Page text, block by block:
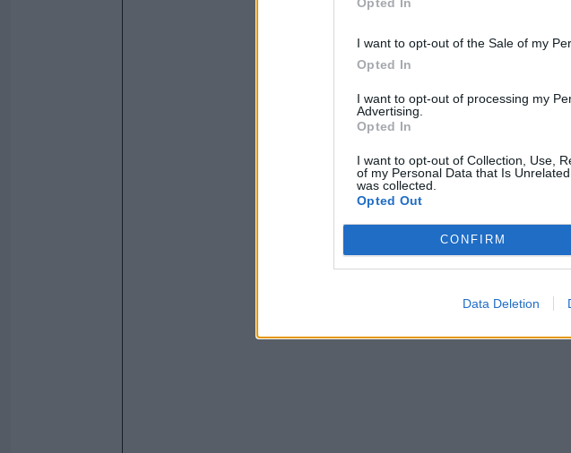
I want to opt-out of the Sale of my
Opted In
I want to opt-out of processing my
Advertising.
Opted In
I want to opt-out of Collection, Use,
of my Personal Data that Is
was collected.
Opted Out
CONFIRM
Data Deletion